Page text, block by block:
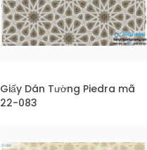
Giấy Dán Tường Piedra mã
22-083